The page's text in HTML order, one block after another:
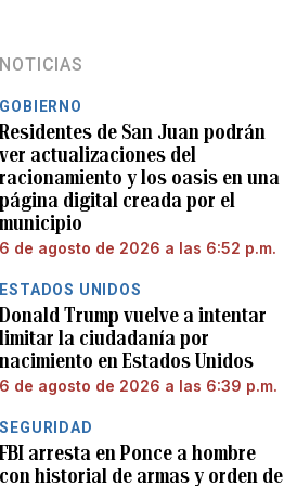
NOTICIAS
GOBIERNO
Residentes de San Juan podrán
ver actualizaciones del
racionamiento y los oasis en una
página digital creada por el
municipio
6 de agosto de 2026 a las 6:52 p.m.
ESTADOS UNIDOS
Donald Trump vuelve a intentar
limitar la ciudadanía por
nacimiento en Estados Unidos
6 de agosto de 2026 a las 6:39 p.m.
SEGURIDAD
FBI arresta en Ponce a hombre
con historial de armas y orden de